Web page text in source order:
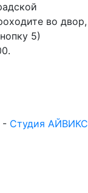
во двор,
5)
- Студия АЙВИКС